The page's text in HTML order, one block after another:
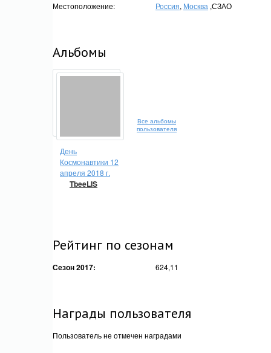
Местоположение:
Россия, Москва ,СЗАО
Альбомы
День
Космонавтики 12
апреля 2018 г.
TbeeLIS
Все альбомы
пользователя
Рейтинг по сезонам
Сезон 2017: 624,11
Награды пользователя
Пользователь не отмечен наградами